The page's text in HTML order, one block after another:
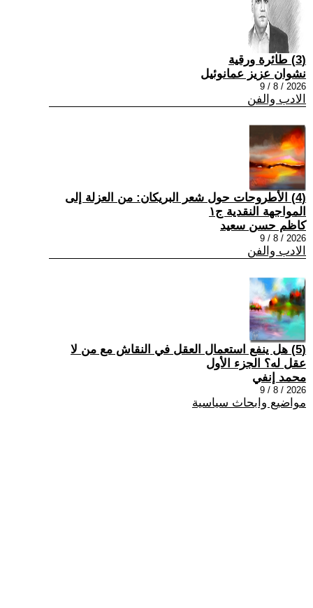
(3) طائرة ورقية
نشوان عزيز عمانوئيل
2026 / 8 / 9
الادب والفن
(4) الأطروحات حول شعر البريكان: من العزلة إلى
المواجهة النقدية ج١
كاظم حسن سعيد
2026 / 8 / 9
الادب والفن
(5) هل ينفع استعمال العقل في النقاش مع من لا
عقل له؟ الجزء الأول
محمد إنفي
2026 / 8 / 9
مواضيع وابحاث سياسية